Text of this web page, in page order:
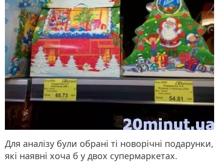
Для аналізу були обрані ті новорічні подарунки,
які наявні хоча б у двох супермаркетах.